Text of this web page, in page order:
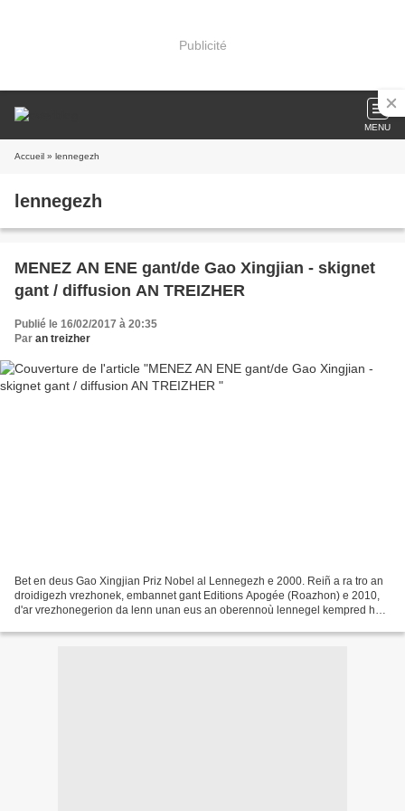
Publicité
MENU
Accueil » lennegezh
lennegezh
MENEZ AN ENE gant/de Gao Xingjian - skignet
gant / diffusion AN TREIZHER
Publié le 16/02/2017 à 20:35
Par an treizher
Bet en deus Gao Xingjian Priz Nobel al Lennegezh e 2000. Reiñ a ra tro an
droidigezh vrezhonek, embannet gant Editions Apogée (Roazhon) e 2010,
d'ar vrezhonegerion da lenn unan eus an oberennoù lennegel kempred hag